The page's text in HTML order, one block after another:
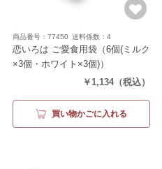
商品番号：77450 送料係数：4
恋いろは ご愛食用袋（6個(ミルク
×3個・ホワイト×3個)）
￥1,134（税込）
買い物かごに入れる